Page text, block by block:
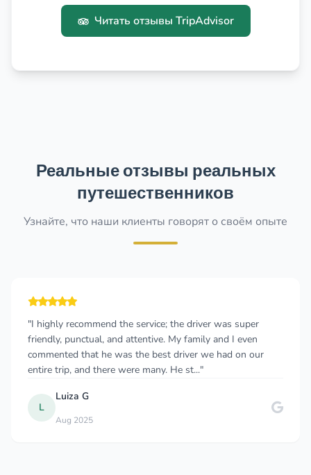
Читать отзывы TripAdvisor
Реальные отзывы реальных
путешественников
Узнайте, что наши клиенты говорят о своём опыте
"I highly recommend the service; the driver was super
friendly, punctual, and attentive. My family and I even
commented that he was the best driver we had on our
entire trip, and there were many. He st..."
L
Luiza G
Aug 2025